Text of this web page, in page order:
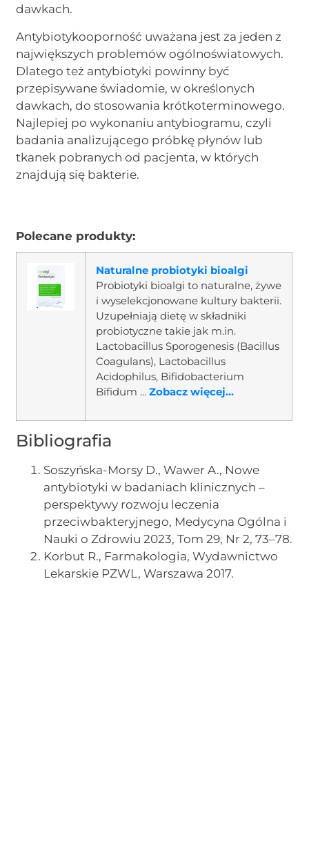
dawkach.
Antybiotykooporność uważana jest za jeden z
największych problemów ogólnoświatowych.
Dlatego też antybiotyki powinny być
przepisywane świadomie, w określonych
dawkach, do stosowania krótkoterminowego.
Najlepiej po wykonaniu antybiogramu, czyli
badania analizującego próbkę płynów lub
tkanek pobranych od pacjenta, w których
znajdują się bakterie.
Polecane produkty:
Naturalne probiotyki bioalgi
Probiotyki bioalgi to naturalne, żywe
i wyselekcjonowane kultury bakterii.
Uzupełniają dietę w składniki
probiotyczne takie jak m.in.
Lactobacillus Sporogenesis (Bacillus
Coagulans), Lactobacillus
Acidophilus, Bifidobacterium
Bifidum ...Zobacz więcej...
Bibliografia
Soszyńska-Morsy D., Wawer A., Nowe
antybiotyki w badaniach klinicznych –
perspektywy rozwoju leczenia
przeciwbakteryjnego, Medycyna Ogólna i
Nauki o Zdrowiu 2023, Tom 29, Nr 2, 73–78.
Korbut R., Farmakologia, Wydawnictwo
Lekarskie PZWL, Warszawa 2017.